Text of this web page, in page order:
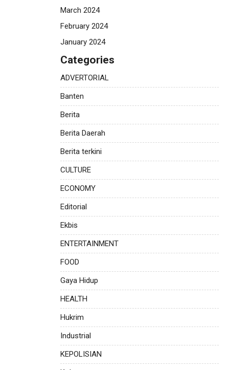
March 2024
February 2024
January 2024
Categories
ADVERTORIAL
Banten
Berita
Berita Daerah
Berita terkini
CULTURE
ECONOMY
Editorial
Ekbis
ENTERTAINMENT
FOOD
Gaya Hidup
HEALTH
Hukrim
Industrial
KEPOLISIAN